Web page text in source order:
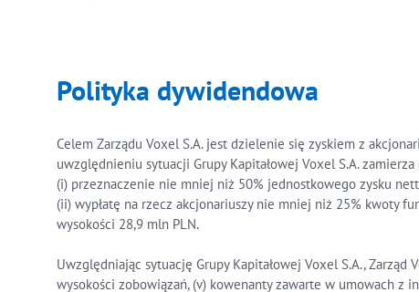
Polityka dywidendowa
Celem Zarządu Voxel S.A. jest dzielenie się zyskiem z
uwzględnieniu sytuacji Grupy Kapitałowej Voxel S.A.
(i) przeznaczenie nie mniej niż 50% jednostkowego zysku
(ii) wypłatę na rzecz akcjonariuszy nie mniej niż 25% kwoty
wysokości 28,9 mln PLN.
Uwzględniając sytuację Grupy Kapitałowej Voxel S.A.,
wysokości zobowiązań, (v) kowenanty zawarte w umowach z